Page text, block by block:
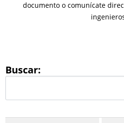
Referencias
Referencias
Referencias
Equipo de Gestión
documento o comunícate
Buscar: